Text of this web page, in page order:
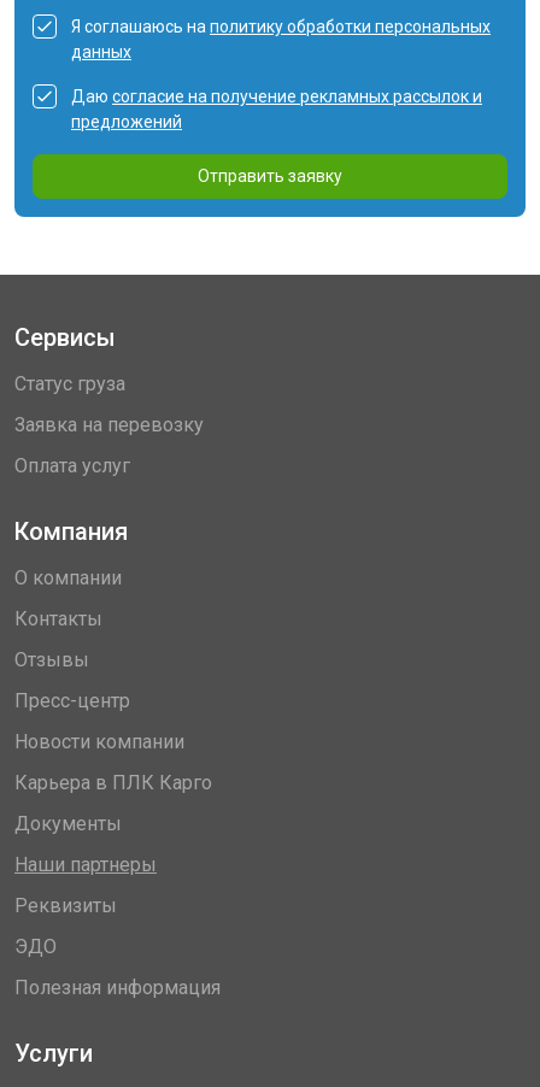
Я соглашаюсь на политику обработки персональных
данных
Даю согласие на получение рекламных рассылок и
предложений
Отправить заявку
Сервисы
Статус груза
Заявка на перевозку
Оплата услуг
Компания
О компании
Контакты
Отзывы
Пресс-центр
Новости компании
Карьера в ПЛК Карго
Документы
Наши партнеры
Реквизиты
ЭДО
Полезная информация
Услуги